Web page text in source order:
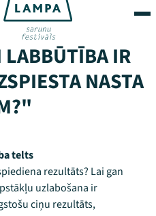
IR
NASTA
telts
rezultāts? Lai gan
uzlabošana ir
ciņu rezultāts,